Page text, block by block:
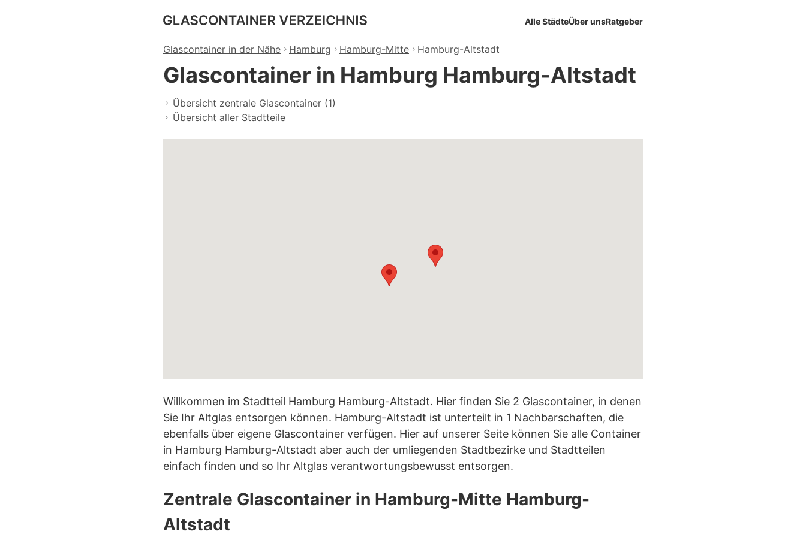
Alle StädteÜber unsRatgeber
Glascontainer in der Nähe Hamburg Hamburg-Mitte Hamburg-Altstadt
Glascontainer in Hamburg Hamburg-Altstadt
Übersicht zentrale Glascontainer (1)
Übersicht aller Stadtteile
Willkommen im Stadtteil Hamburg Hamburg-Altstadt. Hier finden Sie 2 Glascontainer, in denen
Sie Ihr Altglas entsorgen können. Hamburg-Altstadt ist unterteilt in 1 Nachbarschaften, die
ebenfalls über eigene Glascontainer verfügen. Hier auf unserer Seite können Sie alle Container
in Hamburg Hamburg-Altstadt aber auch der umliegenden Stadtbezirke und Stadtteilen
einfach finden und so Ihr Altglas verantwortungsbewusst entsorgen.
Zentrale Glascontainer in Hamburg-Mitte Hamburg-
Altstadt